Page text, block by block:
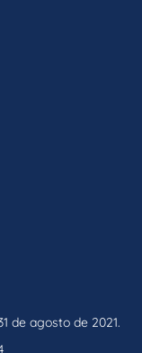
de agosto de 2021.